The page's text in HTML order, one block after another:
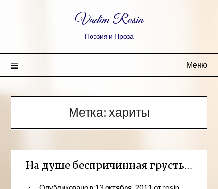
Vadim Rosin
Поэзия и Проза
Меню
Метка: хариты
На душе беспричинная грусть…
Опубликовано в 13 октября, 2011 отrosin